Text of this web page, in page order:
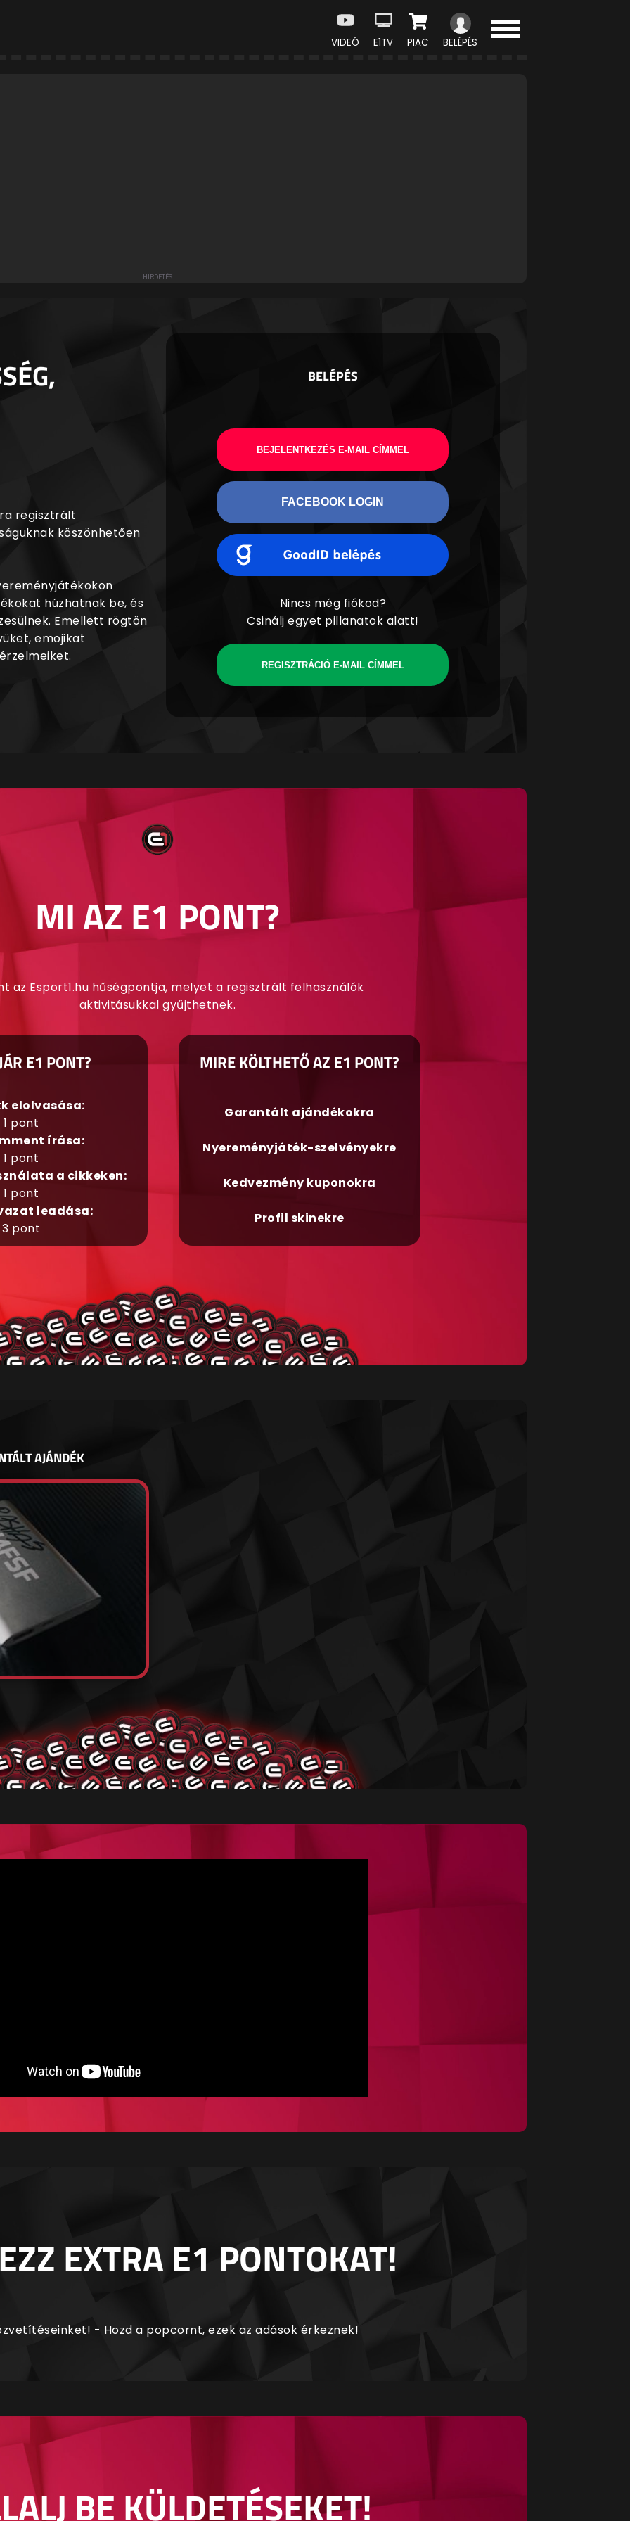
VIDEÓ E1TV PIAC BELÉPÉS
regisztrált
köszönhetően
húzhatnak be, és
Emellett rögtön
emojikat
BELÉPÉS
BEJELENTKEZÉS E-MAIL CÍMMEL
FACEBOOK LOGIN
Nincs még fiókod?
Csinálj egyet pillanatok alatt!
REGISZTRÁCIÓ E-MAIL CÍMMEL
MI AZ E1 PONT?
az Esport1.hu hűségpontja, melyet a regisztrált felhasználók
aktivitásukkal gyűjthetnek.
E1 PONT?
elolvasása:
1 pont
írása:
1 pont
a cikkeken:
1 pont
leadása:
3 pont
MIRE KÖLTHETŐ AZ E1 PONT?
Garantált ajándékokra
Nyereményjáték-szelvényekre
Kedvezmény kuponokra
Profil skinekre
AJÁNDÉK
EXTRA E1 PONTOKAT!
- Hozd a popcornt, ezek az adások érkeznek!
BE KÜLDETÉSEKET!